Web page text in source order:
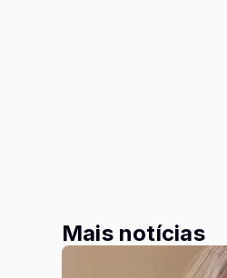
Mais notícias